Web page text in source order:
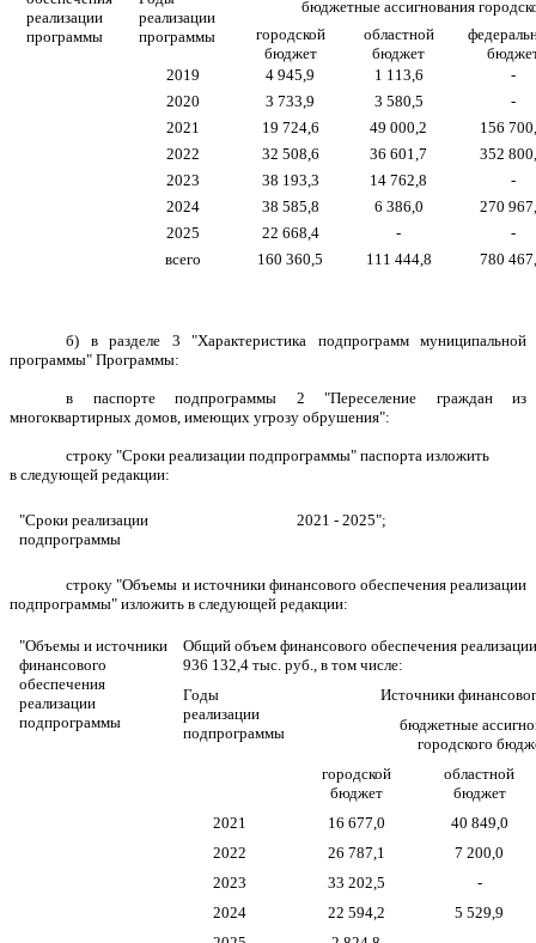
реализации
программы
реализации
программы
бюджетные ассигнования
городской
бюджет
областной
бюджет
2019
4 945,9 1 113,6
-
2020
3 733,9 3 580,5
-
2021
19 724,6 49 000,2
156
2022
32 508,6 36 601,7
352
2023
38 193,3 14 762,8
-
2024
38 585,8 6 386,0
270
2025
22 668,4 -
-
всего
160 360,5 111 444,8 780
б) в разделе 3 "Характеристика подпрограмм муниципальной
программы" Программы:
в паспорте подпрограммы 2 "Переселение граждан из
многоквартирных домов, имеющих угрозу обрушения":
строку "Сроки реализации подпрограммы" паспорта изложить
в следующей редакции:
"Сроки реализации
подпрограммы
2021 - 2025";
строку "Объемы и источники финансового обеспечения реализации
подпрограммы" изложить в следующей редакции:
"Объемы и источники
финансового
обеспечения
реализации
подпрограммы
Общий объем финансового обеспечения
936 132,4 тыс. руб., в том числе:
Годы
реализации
подпрограммы
Источники
бюджетные
городского
городской
бюджет
областной
бюджет
2021
16 677,0
40 849,0
2022
26 787,1
7 200,0
2023
33 202,5
-
2024
22 594,2
5 529,9